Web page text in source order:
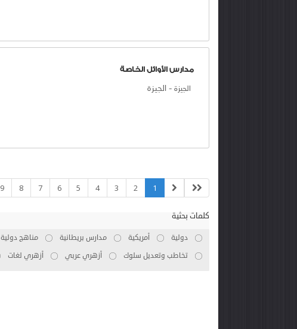
مدارس الأوائل الخاصة
الجيزة - الجيزة
1
2
3
4
5
6
7
8
9
كلمات بحثية
دولية أمريكية مدارس بريطانية مناهج دولية
تخاطب وتعديل سلوك
أزهري عربي أزهري لغات